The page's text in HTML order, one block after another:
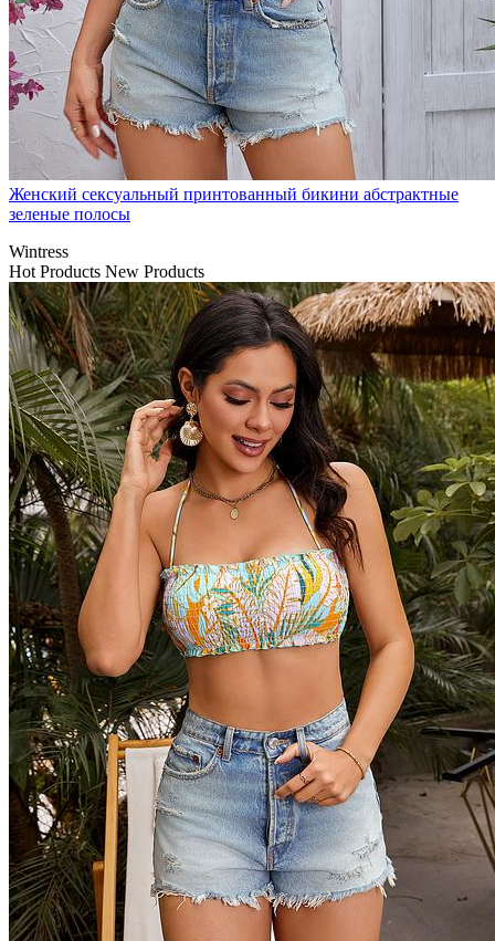
Женский сексуальный принтованный бикини абстрактные
зеленые полосы
Wintress
Hot Products New Products